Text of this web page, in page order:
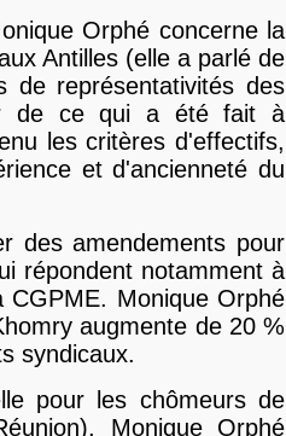
Orphé concerne la
Antilles (elle a parlé de
de représentativités des
de ce qui a été fait à
les critères d'effectifs,
et d'ancienneté du
des amendements pour
répondent notamment à
Monique Orphé
augmente de 20 %
syndicaux.
pour les chômeurs de
Monique Orphé